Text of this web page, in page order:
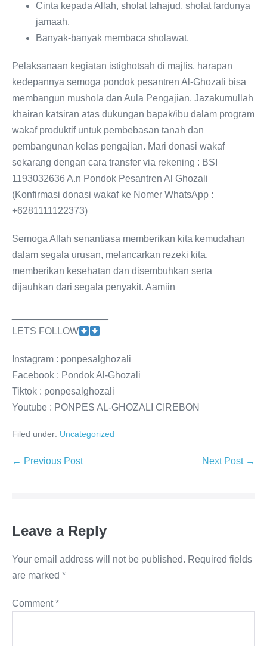
Cinta kepada Allah, sholat tahajud, sholat fardunya
jamaah.
Banyak-banyak membaca sholawat.
Pelaksanaan kegiatan istighotsah di majlis, harapan
kedepannya semoga pondok pesantren Al-Ghozali bisa
membangun mushola dan Aula Pengajian. Jazakumullah
khairan katsiran atas dukungan bapak/ibu dalam program
wakaf produktif untuk pembebasan tanah dan
pembangunan kelas pengajian. Mari donasi wakaf
sekarang dengan cara transfer via rekening : BSI
1193032636 A.n Pondok Pesantren Al Ghozali
(Konfirmasi donasi wakaf ke Nomer WhatsApp :
+6281111122373)
Semoga Allah senantiasa memberikan kita kemudahan
dalam segala urusan, melancarkan rezeki kita,
memberikan kesehatan dan disembuhkan serta
dijauhkan dari segala penyakit. Aamiin
LETS FOLLOW
Instagram : ponpesalghozali
Facebook : Pondok Al-Ghozali
Tiktok : ponpesalghozali
Youtube : PONPES AL-GHOZALI CIREBON
Filed under: Uncategorized
Post
← Previous Post Next Post →
Leave a Reply
Your email address will not be published. Required fields
are marked *
Comment*